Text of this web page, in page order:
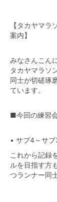
【タカヤマ
案内】
みなさんこん
タカヤマラソ
同士が切磋琢
ています。
■今回の練習
• サブ4～サ
これから記録
ルを目指す方
つランナー同